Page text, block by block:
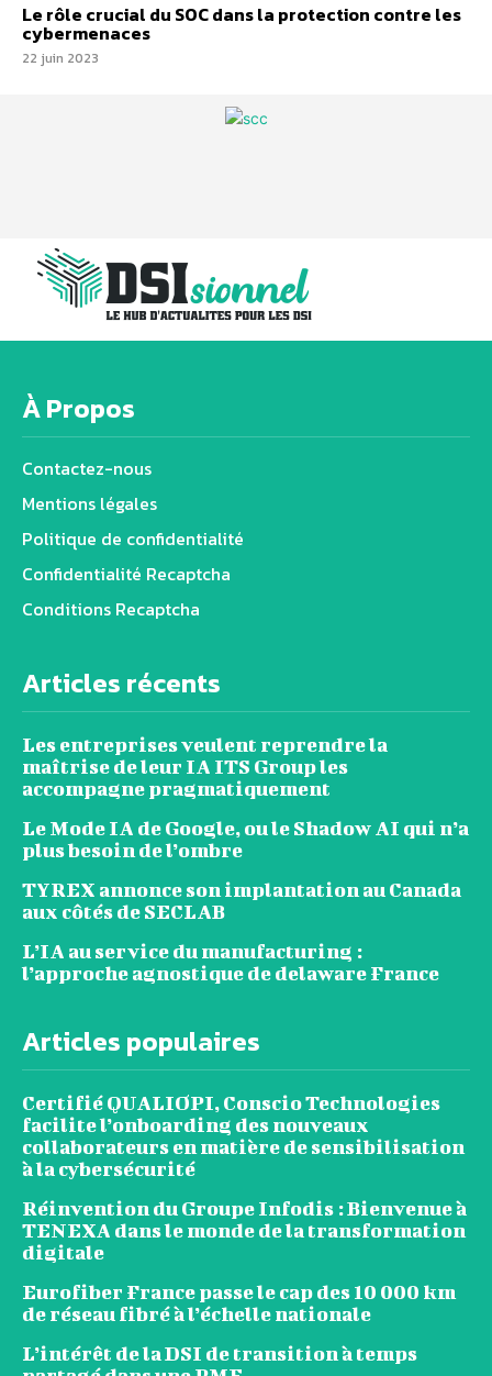
Le rôle crucial du SOC dans la protection contre les
cybermenaces
22 juin 2023
À Propos
Contactez-nous
Mentions légales
Politique de confidentialité
Confidentialité Recaptcha
Conditions Recaptcha
Articles récents
Les entreprises veulent reprendre la
maîtrise de leur IA ITS Group les
accompagne pragmatiquement
Le Mode IA de Google, ou le Shadow AI qui n’a
plus besoin de l’ombre
TYREX annonce son implantation au Canada
aux côtés de SECLAB
L’IA au service du manufacturing :
l’approche agnostique de delaware France
Articles populaires
Certifié QUALIOPI, Conscio Technologies
facilite l’onboarding des nouveaux
collaborateurs en matière de sensibilisation
à la cybersécurité
Réinvention du Groupe Infodis : Bienvenue à
TENEXA dans le monde de la transformation
digitale
Eurofiber France passe le cap des 10 000 km
de réseau fibré à l’échelle nationale
L’intérêt de la DSI de transition à temps